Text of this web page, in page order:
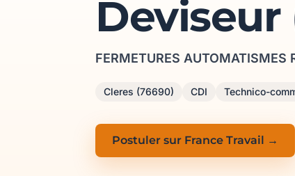
Deviseur
FERMETURES AUTOMATISMES
Cleres (76690) CDI Technico-
Postuler sur France Travail →